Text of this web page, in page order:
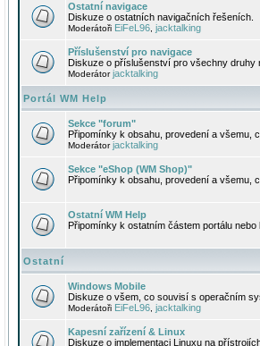
Ostatní navigace
Diskuze o ostatních navigačních řešeních.
Moderátoři EiFeL96 jacktalking
Příslušenství pro navigace
Diskuze o příslušenství pro všechny druhy
Moderátorjacktalking
Portál WM Help
Sekce "forum"
Připomínky k obsahu, provedení a všemu,
Moderátorjacktalking
Sekce "eShop (WM Shop)"
Připomínky k obsahu, provedení a všemu,
Ostatní WM Help
Připomínky k ostatním částem portálu nebo
Ostatní
Windows Mobile
Diskuze o všem, co souvisí s operačním
Moderátoři EiFeL96 jacktalking
Kapesní zařízení & Linux
Diskuze o implementaci Linuxu na